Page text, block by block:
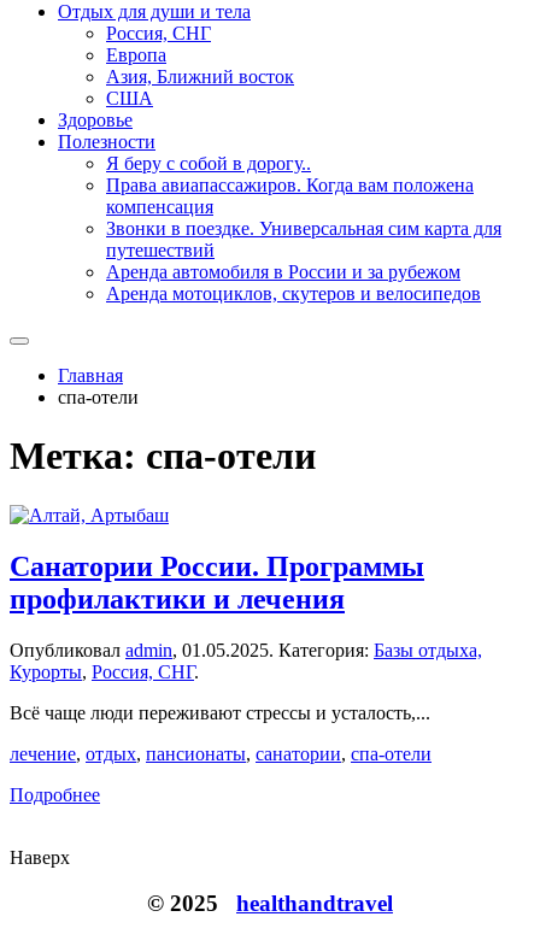
Отдых для души и тела
Россия, СНГ
Европа
Азия, Ближний восток
США
Здоровье
Полезности
Я беру с собой в дорогу..
Права авиапассажиров. Когда вам положена
компенсация
Звонки в поездке. Универсальная сим карта для
путешествий
Аренда автомобиля в России и за рубежом
Аренда мотоциклов, скутеров и велосипедов
Главная
спа-отели
Метка: спа-отели
Санатории России. Программы
профилактики и лечения
Опубликовал admin, 01.05.2025. Категория: Базы отдыха,
Курорты, Россия, СНГ.
Всё чаще люди переживают стрессы и усталость,...
лечение, отдых, пансионаты, санатории, спа-отели
Подробнее
Наверх
© 2025 healthandtravel